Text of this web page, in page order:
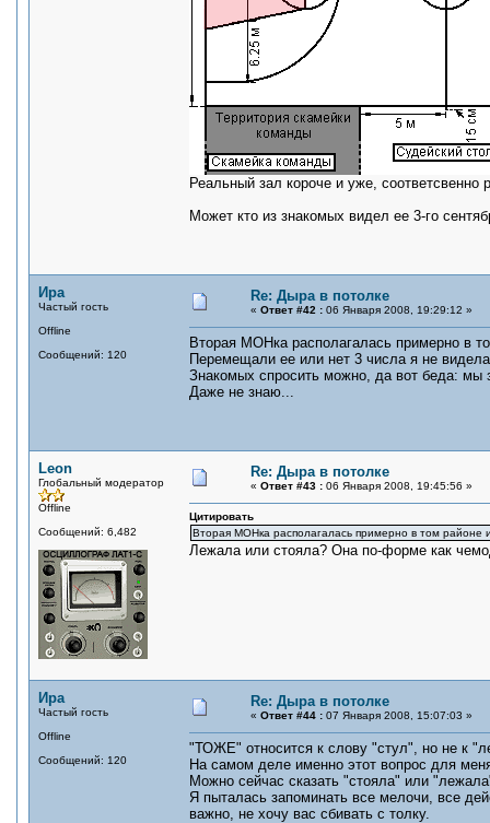
Реальный зал короче и уже,
Может кто из знакомых видел ее 3-го
Ира
Частый гость
Offline
Сообщений: 120
Re: Дыра в потолке
« Ответ #42 : 06 Января 2008, 19:29:12 »
Вторая МОНка располагалась примерно в
Перемещали ее или нет 3 числа я не
Знакомых спросить можно, да вот беда: мы
Даже не знаю...
Leon
Глобальный модератор
Offline
Сообщений: 6,482
Re: Дыра в потолке
« Ответ #43 : 06 Января 2008, 19:45:56 »
Цитировать
Вторая МОНка располагалась примерно в том районе
Лежала или стояла? Она по-форме как
Ира
Частый гость
Offline
Сообщений: 120
Re: Дыра в потолке
« Ответ #44 : 07 Января 2008, 15:07:03 »
"ТОЖЕ" относится к слову "стул", но не к
На самом деле именно этот вопрос для
Можно сейчас сказать "стояла" или
Я пыталась запоминать все мелочи, все
важно, не хочу вас сбивать с толку.